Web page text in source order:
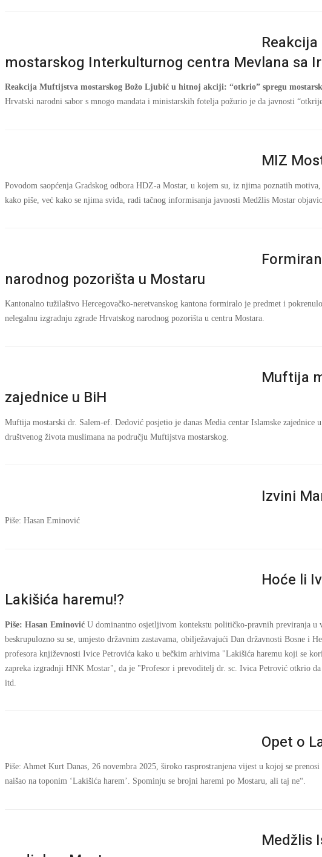
mostarskog Interkulturnog centra Mevlana sa
Reakcija Muftijstva mostarskog Božo Ljubić u hitnoj akciji: “otkrio” spregu
Hrvatski narodni sabor s mnogo mandata i ministarskih fotelja požurio je da javnosti
MIZ
Povodom saopćenja Gradskog odbora HDZ-a Mostar, u kojem su, iz njima poznatih
kako piše, već kako se njima sviđa, radi tačnog informisanja javnosti Medžlis Mostar
narodnog pozorišta u Mostaru
Kantonalno tužilaštvo Hercegovačko-neretvanskog kantona formiralo je predmet i
nelegalnu izgradnju zgrade Hrvatskog narodnog pozorišta u centru Mostara.
Muftija
zajednice u BiH
Muftija mostarski dr. Salem-ef. Dedović posjetio je danas Media centar Islamske
društvenog života muslimana na području Muftijstva mostarskog.
Izvini
Piše: Hasan Eminović
Hoće li
Lakišića haremu!?
Piše: Hasan Eminović U dominantno osjetljivom kontekstu političko-pravnih previranja u
beskrupulozno su se, umjesto državnim zastavama, obilježavajući Dan državnosti Bosne
profesora književnosti Ivice Petrovića kako u bečkim arhivima "Lakišića haremu koji se
zapreka izgradnji HNK Mostar", da je "Profesor i prevoditelj dr. sc. Ivica Petrović otkrio
itd.
Opet o
Piše: Ahmet Kurt Danas, 26 novembra 2025, široko rasprostranjena vijest u kojoj se
naišao na toponim ‘Lakišića harem’. Spominju se brojni haremi po Mostaru, ali taj ne“.
Medžlis